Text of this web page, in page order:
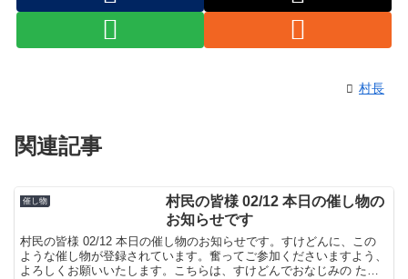
村長
関連記事
催し物
村民の皆様 02/12 本日の催し物の
お知らせです
村民の皆様 02/12 本日の催し物のお知らせです。すけどんに、この
ような催し物が登録されています。奮ってご参加くださいますよう、
よろしくお願いいたします。こちらは、すけどんでおなじみの たま